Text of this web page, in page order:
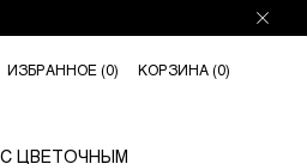
ИЗБРАННОЕ (0) КОРЗИНА (0)
С ЦВЕТОЧНЫМ